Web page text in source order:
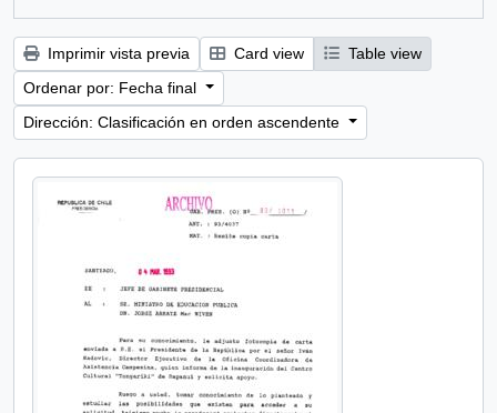
Imprimir vista previa Card view
Table view
Ordenar por: Fecha final
Dirección: Clasificación en orden ascendente